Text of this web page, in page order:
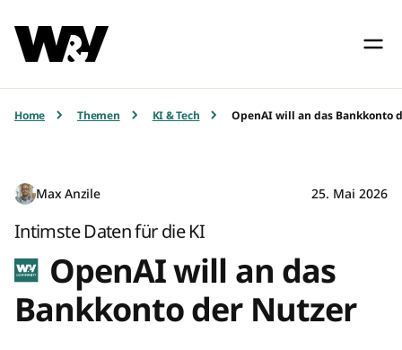
Home Themen KI & Tech OpenAI will an das Bankkonto
Max Anzile 25. Mai 2026
Intimste Daten für die KI
OpenAI will an das
Bankkonto der Nutzer